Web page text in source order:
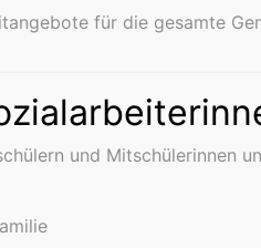
für die gesamte
und Mitschülerinnen